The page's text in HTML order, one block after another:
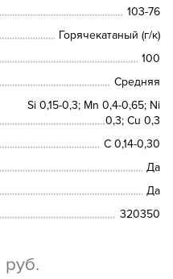
103-76
Горячекатаный (г/к)
100
Средняя
Si 0,15-0,3; Mn 0,4-0,65; Ni
0,3; Cu 0,3
C 0,14-0,30
Да
Да
320350
руб.